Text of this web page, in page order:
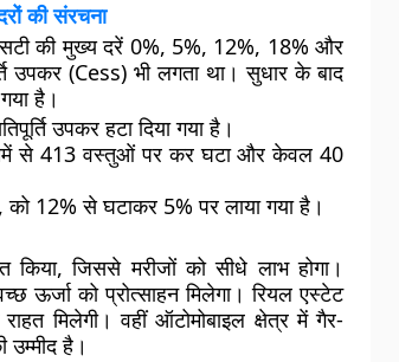
की संरचना
की मुख्य दरें 0%, 5%, 12%, 18% और
उपकर (Cess) भी लगता था। सुधार के बाद
है।
उपकर हटा दिया गया है।
से 413 वस्तुओं पर कर घटा और केवल 40
12% से घटाकर 5% पर लाया गया है।
जिससे मरीजों को सीधे लाभ होगा।
ऊर्जा को प्रोत्साहन मिलेगा। रियल एस्टेट
मिलेगी। वहीं ऑटोमोबाइल क्षेत्र में गैर-
है।